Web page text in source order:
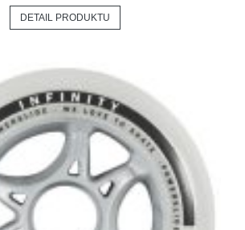
DETAIL PRODUKTU